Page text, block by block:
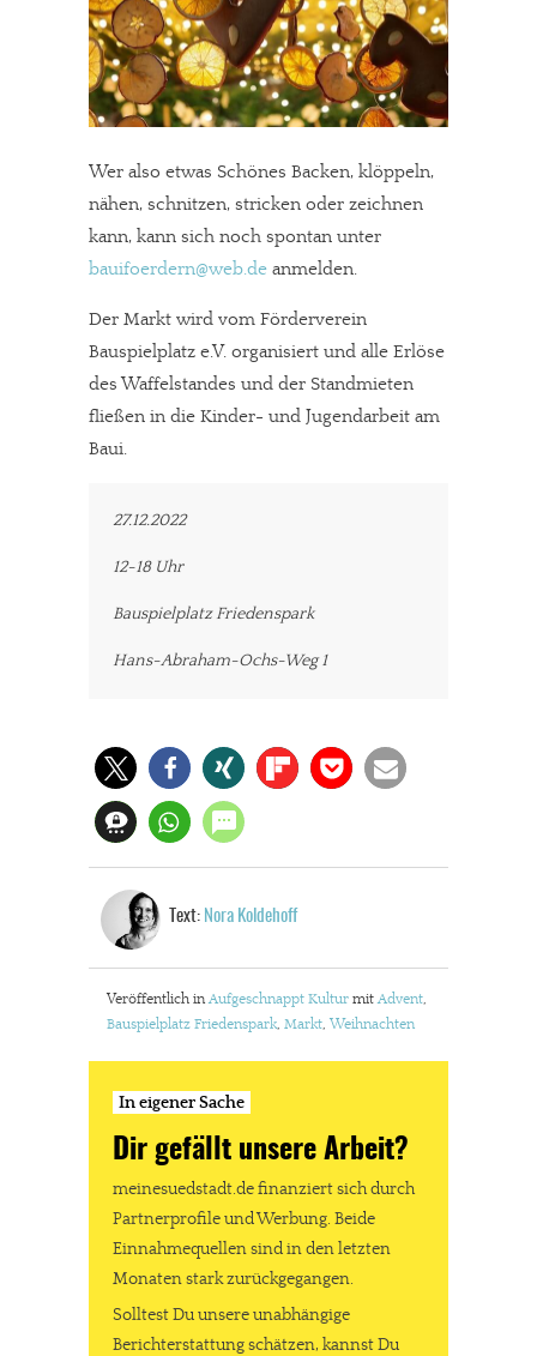
Wer also etwas Schönes Backen, klöppeln,
nähen, schnitzen, stricken oder zeichnen
kann, kann sich noch spontan unter
bauifoerdern@web.de anmelden.
Der Markt wird vom Förderverein
Bauspielplatz e.V. organisiert und alle Erlöse
des Waffelstandes und der Standmieten
fließen in die Kinder- und Jugendarbeit am
Baui.
27.12.2022
12-18 Uhr
Bauspielplatz Friedenspark
Hans-Abraham-Ochs-Weg 1
Text: Nora Koldehoff
Veröffentlich inAufgeschnappt Kultur mitAdvent,
Bauspielplatz Friedenspark, Markt, Weihnachten
In eigener Sache
Dir gefällt unsere Arbeit?
meinesuedstadt.de finanziert sich durch
Partnerprofile und Werbung. Beide
Einnahmequellen sind in den letzten
Monaten stark zurückgegangen.
Solltest Du unsere unabhängige
Berichterstattung schätzen, kannst Du